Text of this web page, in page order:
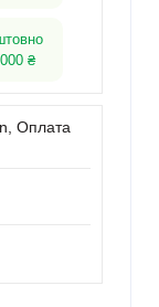
₴
Оплата